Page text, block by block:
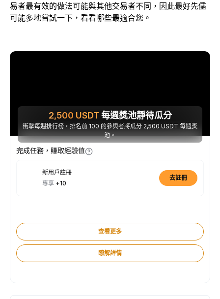
易者最有效的做法可能與其他交易者不同，因此最好先儘
可能多地嘗試一下，看看哪些最適合您。
2,500 USDT 每週獎池靜待瓜分
衝擊每週排行榜，排名前 100 的參與者將瓜分 2,500 USDT 每週獎
池。
完成任務，賺取經驗值
新用戶註冊
專享 +10
去註冊
查看更多
瞭解詳情